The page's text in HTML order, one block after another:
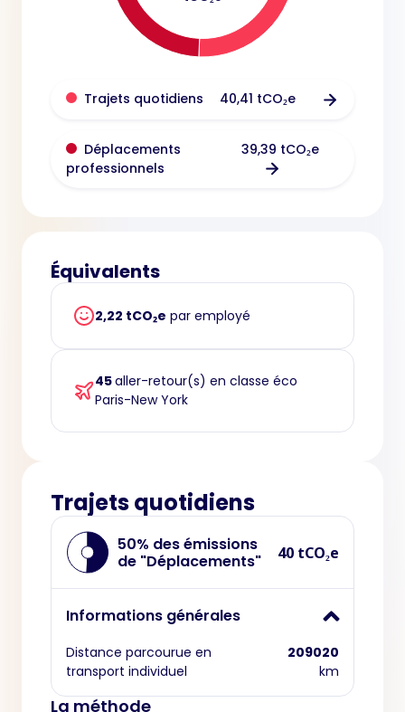
Trajets quotidiens 40,41 tCO₂e
Déplacements
professionnels
39,39 tCO₂e
Équivalents
2,22 tCO₂e par employé
45aller-retour(s) en classe éco
Paris-New York
Trajets quotidiens
50% des émissions
de "Déplacements"
40 tCO₂e
Informations générales
Distance parcourue en
transport individuel
209020
km
La méthode